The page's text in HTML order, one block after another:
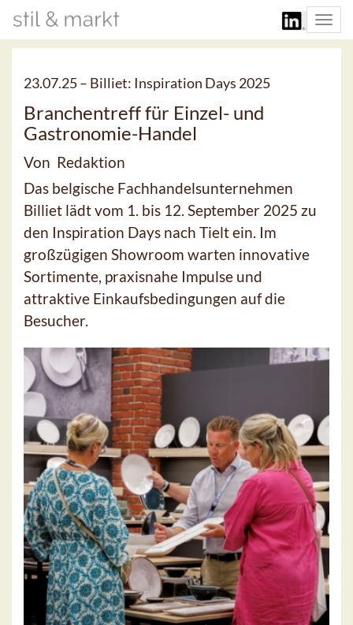
23.07.25 – Billiet: Inspiration Days 2025
Branchentreff für Einzel- und
Gastronomie-Handel
Von Redaktion
Das belgische Fachhandelsunternehmen
Billiet lädt vom 1. bis 12. September 2025 zu
den Inspiration Days nach Tielt ein. Im
großzügigen Showroom warten innovative
Sortimente, praxisnahe Impulse und
attraktive Einkaufsbedingungen auf die
Besucher.